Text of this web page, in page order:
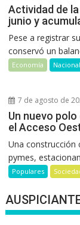
Actividad de
junio y
Pese a registrar
conservó un
Economía
7 de agosto de
Un nuevo
el Acceso
Una construcción
pymes,
Populares